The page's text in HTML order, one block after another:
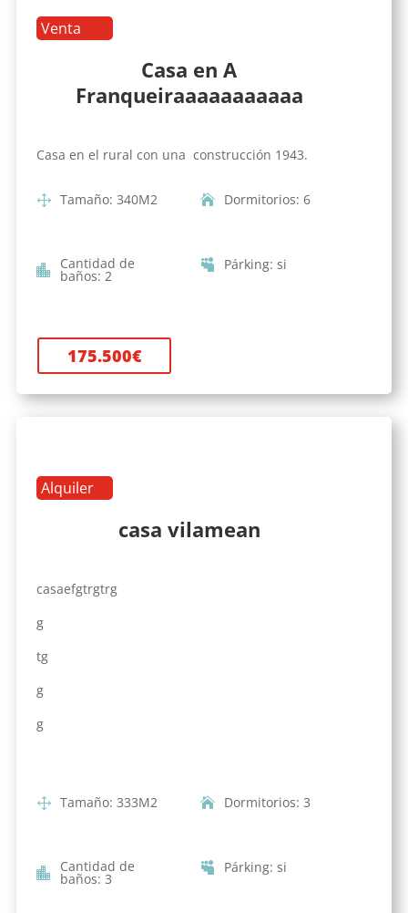
Venta
Casa en A
Franqueiraaaaaaaaaaa
Casa en el rural con una construcción 1943.
Tamaño: 340M2 Dormitorios: 6
Cantidad de
baños: 2
Párking: si
175.500€
Alquiler
casa vilamean
casaefgtrgtrg
g
tg
g
g
Tamaño: 333M2 Dormitorios: 3
Cantidad de
baños: 3
Párking: si